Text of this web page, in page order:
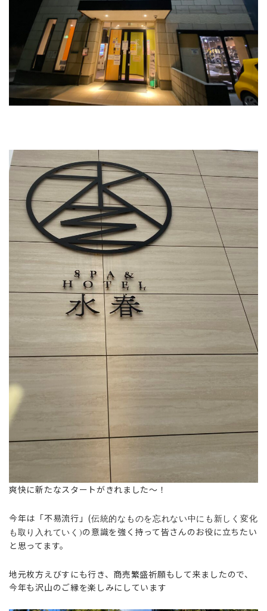
爽快に新たなスタートがきれました〜！
今年は「不易流行」(伝統的なものを忘れない中にも新しく変化
も取り入れていく)の意識を強く持って皆さんのお役に立ちたい
と思ってます。
地元枚方えびすにも行き、商売繁盛祈願もして来ましたので、
今年も沢山のご縁を楽しみにしています